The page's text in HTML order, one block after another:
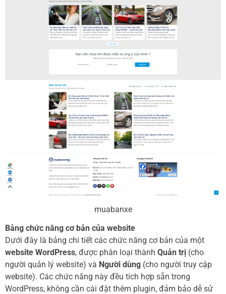
muabanxe
Bảng chức năng cơ bản của website
Dưới đây là bảng chi tiết các chức năng cơ bản của một
website WordPress, được phân loại thành Quản trị (cho
người quản lý website) và Người dùng (cho người truy cập
website). Các chức năng này đều tích hợp sẵn trong
WordPress, không cần cài đặt thêm plugin, đảm bảo dễ sử